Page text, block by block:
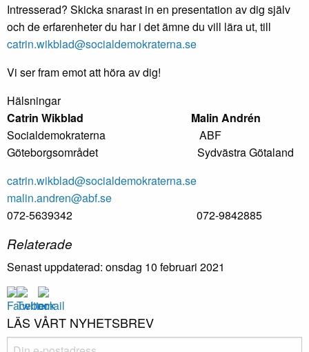
Intresserad? Skicka snarast in en presentation av dig själv
och de erfarenheter du har i det ämne du vill lära ut, till
catrin.wikblad@socialdemokraterna.se
Vi ser fram emot att höra av dig!
Hälsningar
Catrin Wikblad Malin Andrén
Socialdemokraterna ABF
Göteborgsområdet Sydvästra Götaland
catrin.wikblad@socialdemokraterna.se
malin.andren@abf.se
072-5639342 072-9842885
Relaterade
Senast uppdaterad: onsdag 10 februari 2021
LÄS VÅRT NYHETSBREV